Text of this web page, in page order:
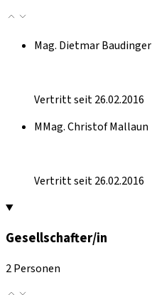
Mag. Dietmar Baudinger
Vertritt seit 26.02.2016
MMag. Christof Mallaun
Vertritt seit 26.02.2016
Gesellschafter/in
2 Personen